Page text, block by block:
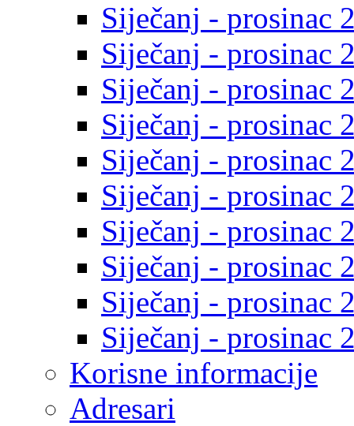
Siječanj - prosinac
Siječanj - prosinac
Siječanj - prosinac
Siječanj - prosinac
Siječanj - prosinac
Siječanj - prosinac
Siječanj - prosinac
Siječanj - prosinac
Siječanj - prosinac
Siječanj - prosinac
Korisne informacije
Adresari